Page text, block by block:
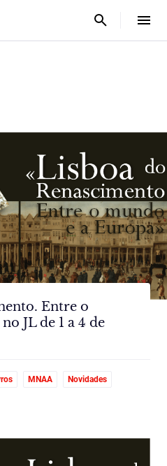
Entre o
JL de 1 a 4 de
MNAA Novidades